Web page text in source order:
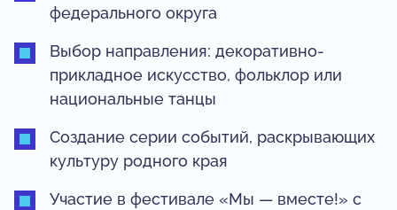
федерального округа
Выбор направления: декоративно-
прикладное искусство, фольклор или
национальные танцы
Создание серии событий, раскрывающих
культуру родного края
Участие в фестивале «Мы — вместе!» с